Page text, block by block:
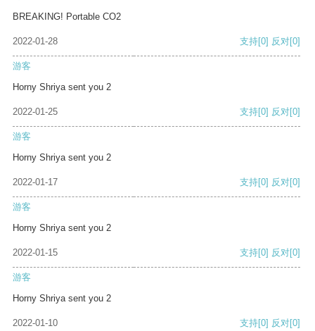
BREAKING! Portable CO2
2022-01-28 支持[0] 反对[0]
游客
Horny Shriya sent you 2
2022-01-25 支持[0] 反对[0]
游客
Horny Shriya sent you 2
2022-01-17 支持[0] 反对[0]
游客
Horny Shriya sent you 2
2022-01-15 支持[0] 反对[0]
游客
Horny Shriya sent you 2
2022-01-10 支持[0] 反对[0]